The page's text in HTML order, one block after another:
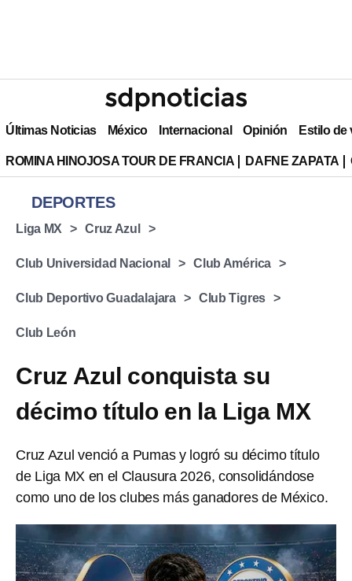
Últimas Noticias México Internacional Opinión Estilo de
ROMINA HINOJOSA TOUR DE FRANCIA DAFNE ZAPATA
DEPORTES
Liga MX Cruz Azul
Club Universidad Nacional Club América
Club Deportivo Guadalajara Club Tigres
Club León
Cruz Azul conquista su
décimo título en la Liga MX
Cruz Azul venció a Pumas y logró su décimo título
de Liga MX en el Clausura 2026, consolidándose
como uno de los clubes más ganadores de México.